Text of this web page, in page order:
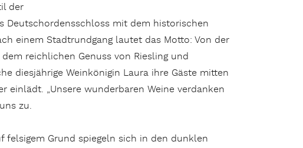
der
Deutschordensschloss mit dem historischen
einem Stadtrundgang lautet das Motto: Von der
reichlichen Genuss von Riesling und
diesjährige Weinkönigin Laura ihre Gäste mitten
einlädt. „Unsere wunderbaren Weine verdanken
zu.
felsigem Grund spiegeln sich in den dunklen